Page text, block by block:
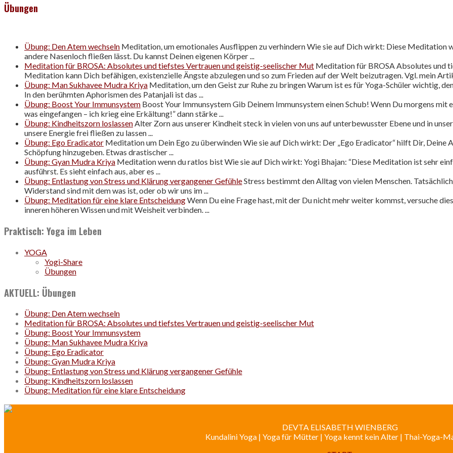
Übungen
Übung: Den Atem wechseln Meditation, um emotionales Ausflippen zu verhindern Wie sie auf Dich wirkt: Diese Meditation
andere Nasenloch fließen lässt. Du kannst Deinen eigenen Körper ...
Meditation für BROSA: Absolutes und tiefstes Vertrauen und geistig-seelischer Mut Meditation für BROSA Absolutes und
Meditation kann Dich befähigen, existenzielle Ängste abzulegen und so zum Frieden auf der Welt beizutragen. Vgl. mein
Übung: Man Sukhavee Mudra Kriya Meditation, um den Geist zur Ruhe zu bringen Warum ist es für Yoga-Schüler wichtig,
In den berühmten Aphorismen des Patanjali ist das ...
Übung: Boost Your Immunsystem Boost Your Immunsystem Gib Deinem Immunsystem einen Schub! Wenn Du morgens
was eingefangen – ich krieg eine Erkältung!” dann stärke ...
Übung: Kindheitszorn loslassenAlter Zorn aus unserer Kindheit steck in vielen von uns auf unterbewusster Ebene und in
unsere Energie frei fließen zu lassen ...
Übung: Ego Eradicator Meditation um Dein Ego zu überwinden Wie sie auf Dich wirkt: Der „Ego Eradicator“ hilft Dir, Deine
Schöpfung hinzugeben. Etwas drastischer ...
Übung: Gyan Mudra Kriya Meditation wenn du ratlos bist Wie sie auf Dich wirkt: Yogi Bhajan: “Diese Meditation ist sehr
ausführst. Es sieht einfach aus, aber es ...
Übung: Entlastung von Stress und Klärung vergangener GefühleStress bestimmt den Alltag von vielen Menschen.
Widerstand sind mit dem was ist, oder ob wir uns im ...
Übung: Meditation für eine klare EntscheidungWenn Du eine Frage hast, mit der Du nicht mehr weiter kommst, versuche
inneren höheren Wissen und mit Weisheit verbinden. ...
Praktisch: Yoga im Leben
YOGA
Yogi-Share
Übungen
AKTUELL: Übungen
Übung: Den Atem wechseln
Meditation für BROSA: Absolutes und tiefstes Vertrauen und geistig-seelischer Mut
Übung: Boost Your Immunsystem
Übung: Man Sukhavee Mudra Kriya
Übung: Ego Eradicator
Übung: Gyan Mudra Kriya
Übung: Entlastung von Stress und Klärung vergangener Gefühle
Übung: Kindheitszorn loslassen
Übung: Meditation für eine klare Entscheidung
DEVTA ELISABETH WIENBERG
Kundalini Yoga | Yoga für Mütter | Yoga kennt kein Alter | Thai-Yoga-